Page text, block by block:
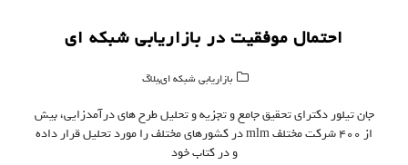
احتمال موفقیت در بازاریابی شبکه ای
بازاریابی شبکه ای,بلاگ
جان تیلور دکترای تحقیق جامع و تجزیه و تحلیل طرح های درآمدزایی، بیش
از ۴۰۰ شرکت مختلف mlm در کشورهای مختلف را مورد تحلیل قرار داده
و در کتاب خود